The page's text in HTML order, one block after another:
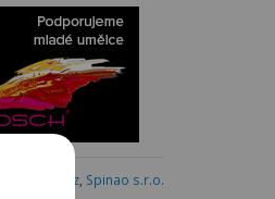
Blovský.cz Spinao s.r.o.